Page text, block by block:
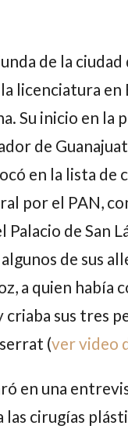
de la
licenciatura en
Su inicio en la
de
en la lista de
por el PAN,
de San
de sus
, a quien había
sus tres
(ver video
en una
las cirugías